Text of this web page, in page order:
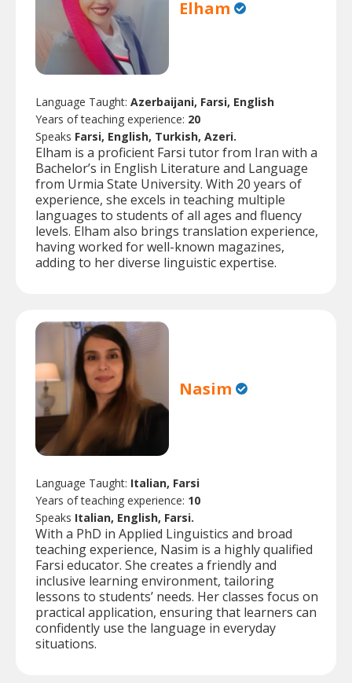
Elham
Language Taught: Azerbaijani, Farsi, English
Years of teaching experience: 20
Speaks Farsi, English, Turkish, Azeri.
Elham is a proficient Farsi tutor from Iran with a
Bachelor’s in English Literature and Language
from Urmia State University. With 20 years of
experience, she excels in teaching multiple
languages to students of all ages and fluency
levels. Elham also brings translation experience,
having worked for well-known magazines,
adding to her diverse linguistic expertise.
Nasim
Language Taught: Italian, Farsi
Years of teaching experience: 10
Speaks Italian, English, Farsi.
With a PhD in Applied Linguistics and broad
teaching experience, Nasim is a highly qualified
Farsi educator. She creates a friendly and
inclusive learning environment, tailoring
lessons to students’ needs. Her classes focus on
practical application, ensuring that learners can
confidently use the language in everyday
situations.